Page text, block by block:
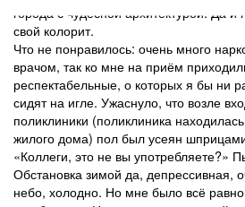
города с чудесной архитектурой. Да и
свой колорит.
Что не понравилось: очень много
врачом, так ко мне на приём
респектабельные, о которых я бы ни
сидят на игле. Ужаснуло, что возле
поликлиники (поликлиника
жилого дома) пол был усеян
«Коллеги, это не вы употребляете?»
Обстановка зимой да, депрессивная,
небо, холодно. Но мне было всё